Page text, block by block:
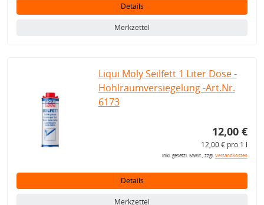
Details
Merkzettel
Liqui Moly Seilfett 1 Liter Dose -
Hohlraumversiegelung -Art.Nr.
6173
12,00 €
12,00 € pro 1 l
inkl. gesetzl. MwSt., zzgl.Versandkosten
Details
Merkzettel